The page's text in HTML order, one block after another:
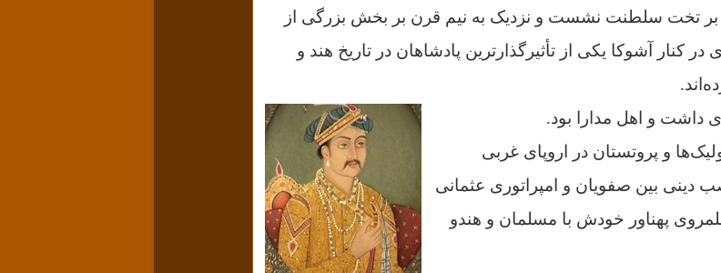
بود. سال ۱۵۵۶ میلادی بر تخت سلطنت نشست و نزدیک به نیم قرن بر بخش بزرگی از
کنار آشوکا یکی از تأثیرگذارترین پادشاهان در تاریخ هند و
داشت و اهل مدارا بود.
و پروتستان در اروپای غربی
دینی بین صفویان و امپراتوری عثمانی
پهناور خودش با مسلمان و هندو